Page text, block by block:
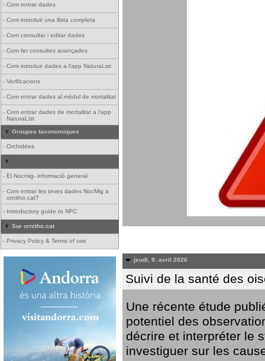
- Com entrar dades
- Com introduir una llista completa
- Com consultar i editar dades
- Com fer consultes avançades
- Com introduir dades a l'app NaturaList
- Verificacions
- Com entrar dades al mòdul de mortalitat
- Com entrar dades de mortalitat a l'app
NaturaList
Groupes taxonomiques
- Orchidées
- El Nocmig- informació general
- Com entrar les teves dades NocMig a
ornitho.cat?
- Introductory guide to NFC
Sur ornitho.cat
- Privacy Policy & Terms of use
jeudi, 9. avril 2026
Suivi de la santé des
Une récente étude
potentiel des
décrire et interpréter le
investiguer sur les